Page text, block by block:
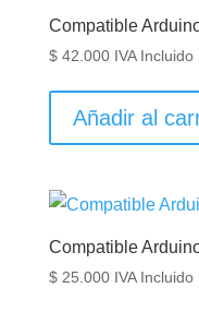
Compatible
$42.000 IVA Incluido
Añadir al
Compatible
$25.000 IVA Incluido